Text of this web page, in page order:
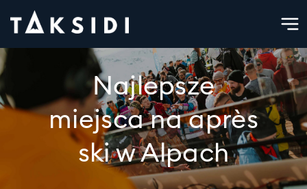
Najlepsze
miejsca na après
ski w Alpach